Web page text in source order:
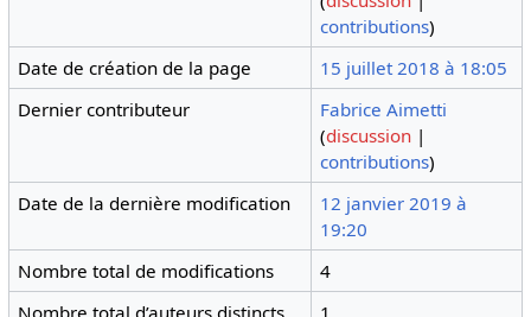
contributions)
Date de création de la page
15 juillet 2018 à 18:05
Dernier contributeur
Fabrice Aimetti
(discussion |
contributions)
Date de la dernière modification
12 janvier 2019 à
19:20
Nombre total de modifications
4